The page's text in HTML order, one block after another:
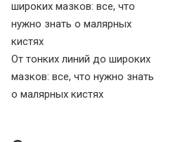
От тонких линий до широких
мазков: все, что нужно знать
о малярных кистях